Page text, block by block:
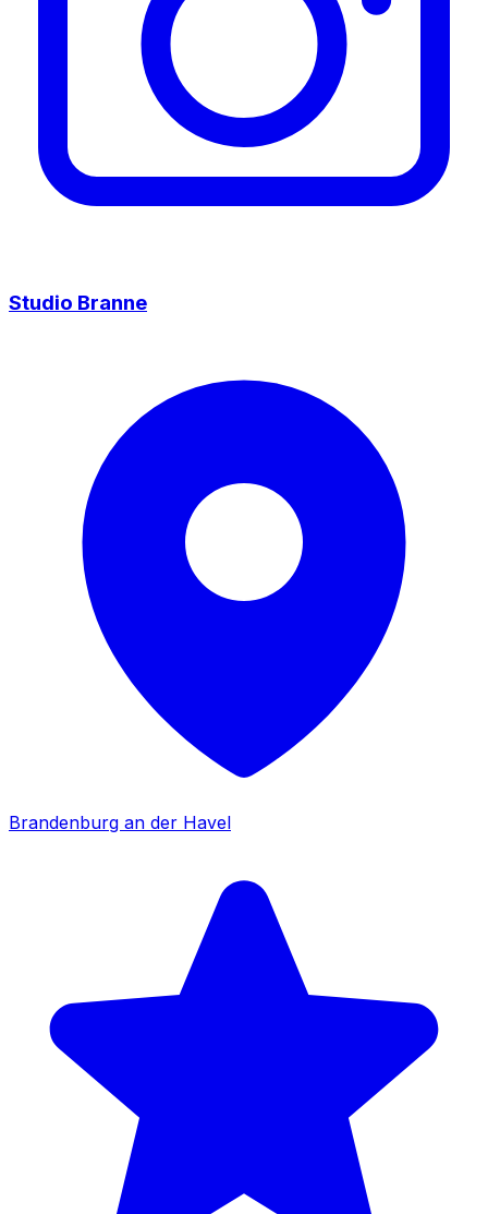
Studio Branne
Brandenburg an der Havel